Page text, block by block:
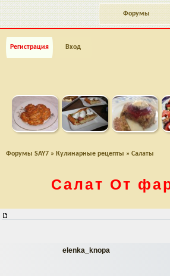
Форумы
Регистрация Вход
Форумы SAY7 » Кулинарные рецепты » Салаты
Салат От
elenka_knopa